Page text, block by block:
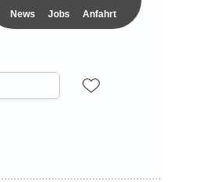
News Jobs Anfahrt